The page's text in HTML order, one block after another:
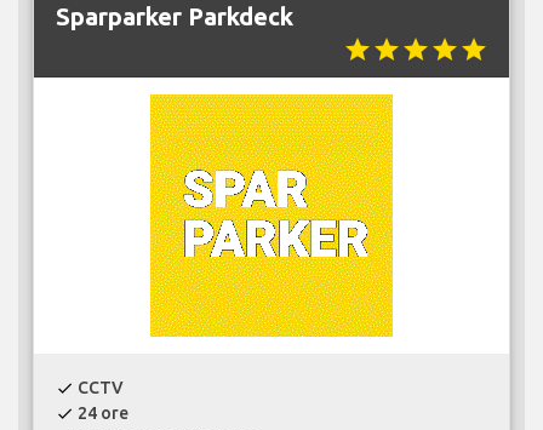
Sparparker Parkdeck
starstarstarstarstar
check CCTV
check 24 ore